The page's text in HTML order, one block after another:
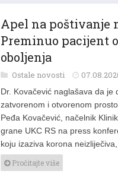
Apel na poštivanje
Preminuo pacijent
oboljenja
Ostale novosti
Dr. Kovačević naglašava da
zatvorenom i otvorenom
Peđa Kovačević, načelnik
grane UKC RS na press
koju izaziva korona
Pročitajte više